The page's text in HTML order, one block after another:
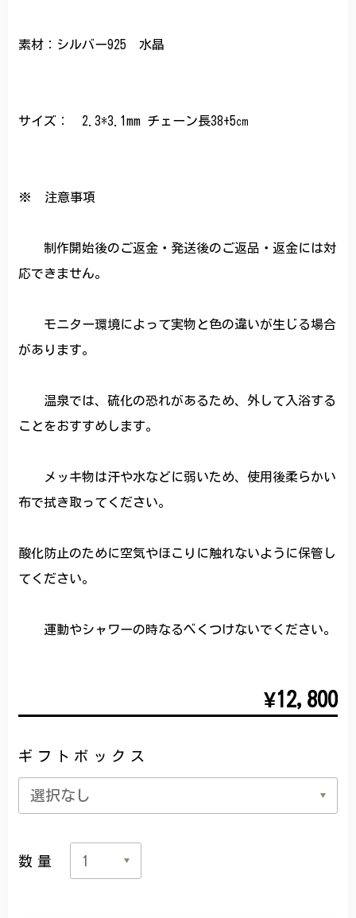
素材：シルバー925 水晶
サイズ： 2.3*3.1mm チェーン長38+5㎝
※ 注意事項
制作開始後のご返金・発送後のご返品・返金には対
応できません。
モニター環境によって実物と色の違いが生じる場合
があります。
温泉では、硫化の恐れがあるため、外して入浴する
ことをおすすめします。
メッキ物は汗や水などに弱いため、使用後柔らかい
布で拭き取ってください。
酸化防止のために空気やほこりに触れないように保管し
てください。
運動やシャワーの時なるべくつけないでください。
¥12,800
ギフトボックス
数量